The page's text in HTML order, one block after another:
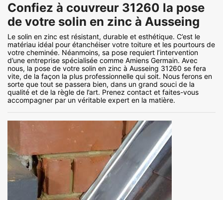
Confiez à couvreur 31260 la pose
de votre solin en zinc à Ausseing
Le solin en zinc est résistant, durable et esthétique. C’est le
matériau idéal pour étanchéiser votre toiture et les pourtours de
votre cheminée. Néanmoins, sa pose requiert l’intervention
d’une entreprise spécialisée comme Amiens Germain. Avec
nous, la pose de votre solin en zinc à Ausseing 31260 se fera
vite, de la façon la plus professionnelle qui soit. Nous ferons en
sorte que tout se passera bien, dans un grand souci de la
qualité et de la règle de l’art. Prenez contact et faites-vous
accompagner par un véritable expert en la matière.